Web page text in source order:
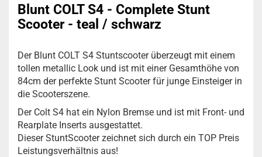
Blunt COLT S4 - Complete Stunt
Scooter - teal / schwarz
Der Blunt COLT S4 Stuntscooter überzeugt mit einem
tollen metallic Look und ist mit einer Gesamthöhe von
84cm der perfekte Stunt Scooter für junge Einsteiger in
die Scooterszene.
Der Colt S4 hat ein Nylon Bremse und ist mit Front- und
Rearplate Inserts ausgestattet.
Dieser StuntScooter zeichnet sich durch ein TOP Preis
Leistungsverhältnis aus!